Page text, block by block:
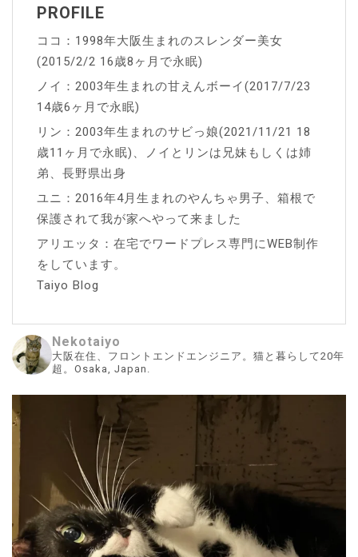
PROFILE
ココ：1998年大阪生まれのスレンダー美女
(2015/2/2 16歳8ヶ月で永眠)
ノイ：2003年生まれの甘えんボーイ(2017/7/23
14歳6ヶ月で永眠)
リン：2003年生まれのサビっ娘(2021/11/21 18
歳11ヶ月で永眠)、ノイとリンは兄妹もしくは姉
弟、長野県出身
ユニ：2016年4月生まれのやんちゃ男子、箱根で
保護されて我が家へやって来ました
アリエッタ：在宅でワードプレス専門にWEB制作
をしています。
Taiyo Blog
Nekotaiyo
大阪在住、フロントエンドエンジニア。猫と暮らして20年
超。Osaka, Japan.